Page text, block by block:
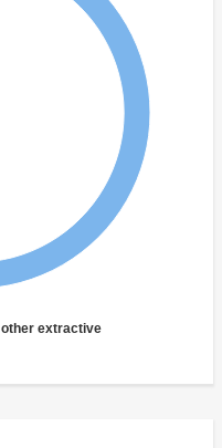
extractive